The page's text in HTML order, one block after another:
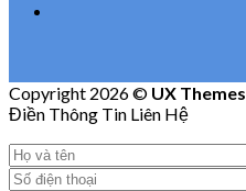
Copyright 2026 © UX Themes
Điền Thông Tin Liên Hệ